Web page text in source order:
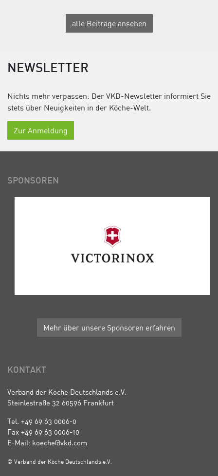
alle Beiträge ansehen
NEWSLETTER
Nichts mehr verpassen: Der VKD-Newsletter informiert Sie
stets über Neuigkeiten in der Köche-Welt.
Zur Anmeldung
SPONSOREN
Mehr über unsere Sponsoren erfahren
KONTAKT
Verband der Köche Deutschlands e.V.
Steinlestraße 32 60596 Frankfurt
Tel. +49 69 63 0006-0
Fax +49 69 63 0006-10
E-Mail: koeche@vkd.com
© Verband der Köche Deutschlands e.V.